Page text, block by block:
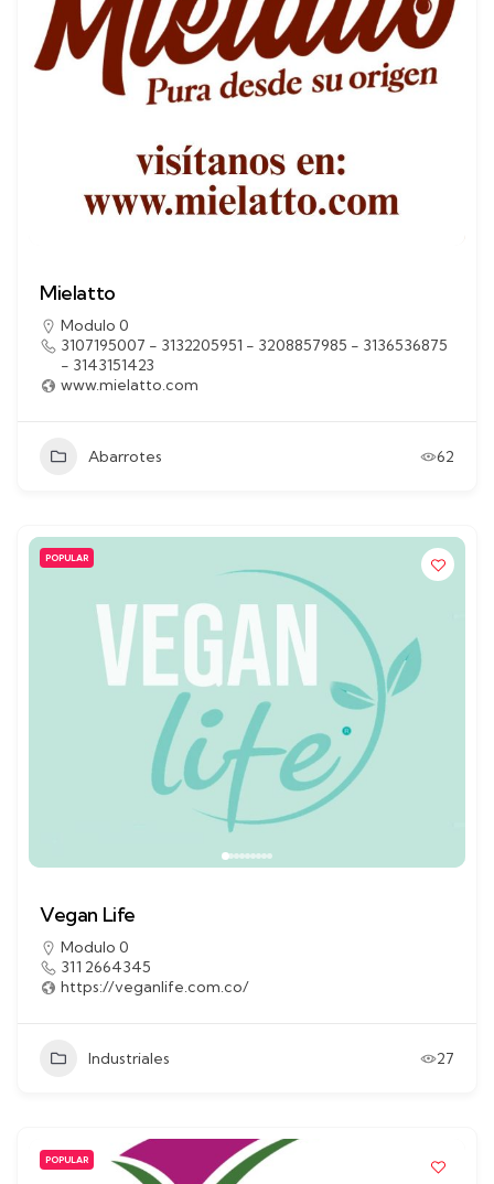
Mielatto
Modulo 0
3107195007 - 3132205951 - 3208857985 - 3136536875
- 3143151423
www.mielatto.com
Abarrotes 62
POPULAR
Vegan Life
Modulo 0
311 2664345
https://veganlife.com.co/
Industriales 27
POPULAR